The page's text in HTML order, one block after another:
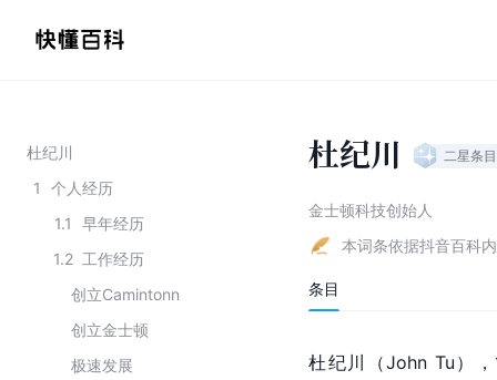
杜纪川
1
个人经历
1.1
早年经历
1.2 工作经历
创立Camintonn
创立金士顿
极速发展
杜纪川 二星条目
金士顿科技创始人
本词条依据抖音百科
条目
杜纪川（John Tu）